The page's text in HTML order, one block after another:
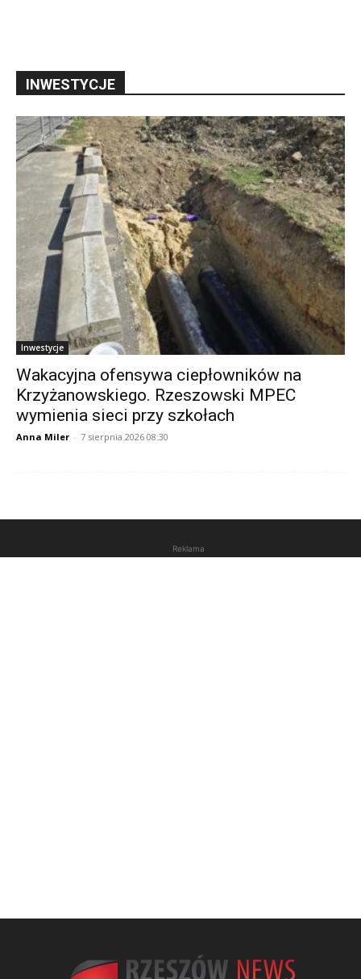
INWESTYCJE
Inwestycje
Wakacyjna ofensywa ciepłowników na
Krzyżanowskiego. Rzeszowski MPEC
wymienia sieci przy szkołach
Anna Miler - 7 sierpnia 2026 08:30
Reklama